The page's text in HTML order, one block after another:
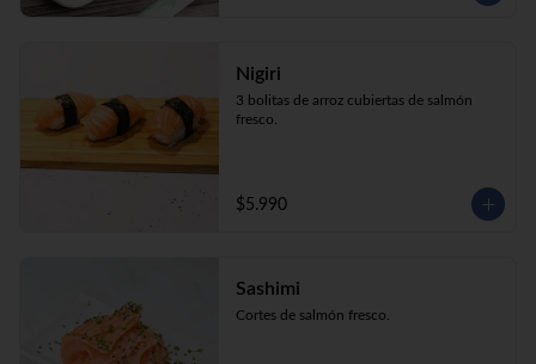
Nigiri
3 bolitas de arroz cubiertas de salmón
fresco.
$5.990
Sashimi
Cortes de salmón fresco.